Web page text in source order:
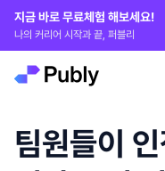
지금 바로 무료체험 해보세요!
나의 커리어 시작과 끝, 퍼블리
팀원들이